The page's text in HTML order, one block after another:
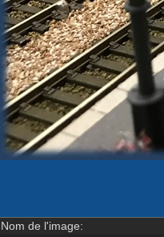
Nom de l'image: